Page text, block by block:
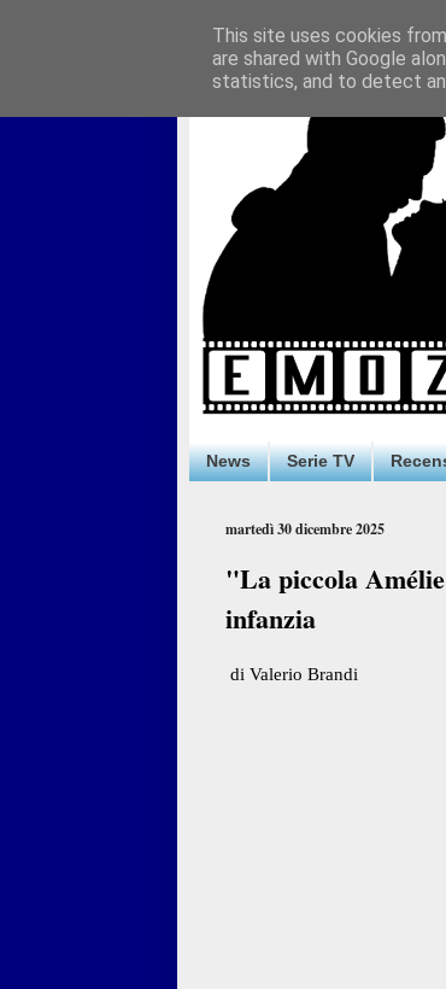
News Serie TV
martedì 30 dicembre 2025
"La piccola
infanzia
di Valerio Brandi
This site uses cookies
are shared with Google
statistics, and to detect